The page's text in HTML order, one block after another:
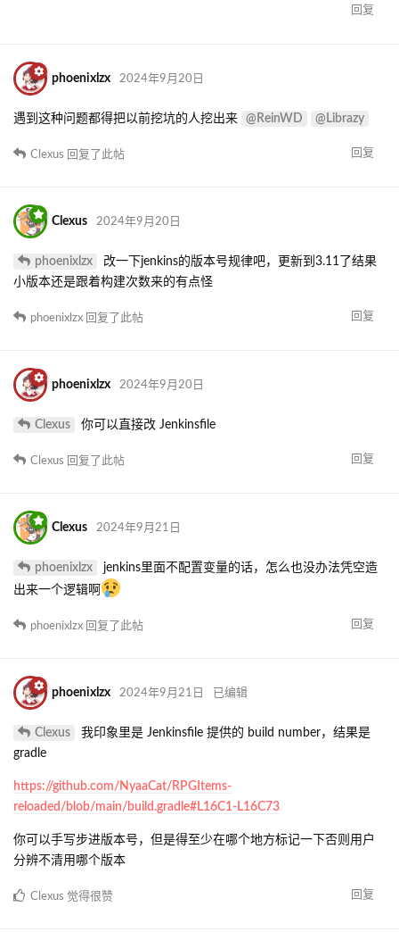
回复
phoenixlzx 2024年9月20日
遇到这种问题都得把以前挖坑的人挖出来 @ReinWD @Librazy
回复
Clexus 回复了此帖
Clexus 2024年9月20日
phoenixlzx
改一下jenkins的版本号规律吧，更新到3.11了结果
小版本还是跟着构建次数来的有点怪
回复
phoenixlzx 回复了此帖
phoenixlzx 2024年9月20日
Clexus 你可以直接改 Jenkinsfile
回复
Clexus 回复了此帖
Clexus 2024年9月21日
phoenixlzx
jenkins里面不配置变量的话，怎么也没办法凭空造
出来一个逻辑啊
回复
phoenixlzx 回复了此帖
phoenixlzx 2024年9月21日 已编辑
Clexus
我印象里是 Jenkinsfile 提供的 build number，结果是
gradle
https://github.com/NyaaCat/RPGItems-
reloaded/blob/main/build.gradle#L16C1-L16C73
你可以手写步进版本号，但是得至少在哪个地方标记一下否则用户
分辨不清用哪个版本
回复
Clexus 觉得很赞